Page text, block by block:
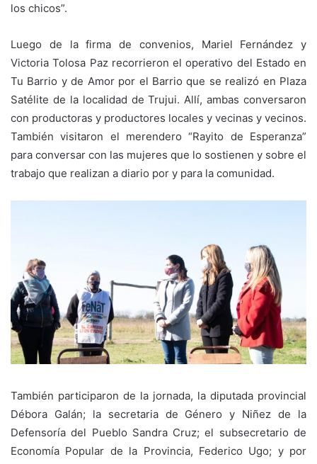
los chicos”.
Luego de la firma de convenios, Mariel Fernández y
Victoria Tolosa Paz recorrieron el operativo del Estado en
Tu Barrio y de Amor por el Barrio que se realizó en Plaza
Satélite de la localidad de Trujui. Allí, ambas conversaron
con productoras y productores locales y vecinas y vecinos.
También visitaron el merendero “Rayito de Esperanza”
para conversar con las mujeres que lo sostienen y sobre el
trabajo que realizan a diario por y para la comunidad.
También participaron de la jornada, la diputada provincial
Débora Galán; la secretaria de Género y Niñez de la
Defensoría del Pueblo Sandra Cruz; el subsecretario de
Economía Popular de la Provincia, Federico Ugo; y por